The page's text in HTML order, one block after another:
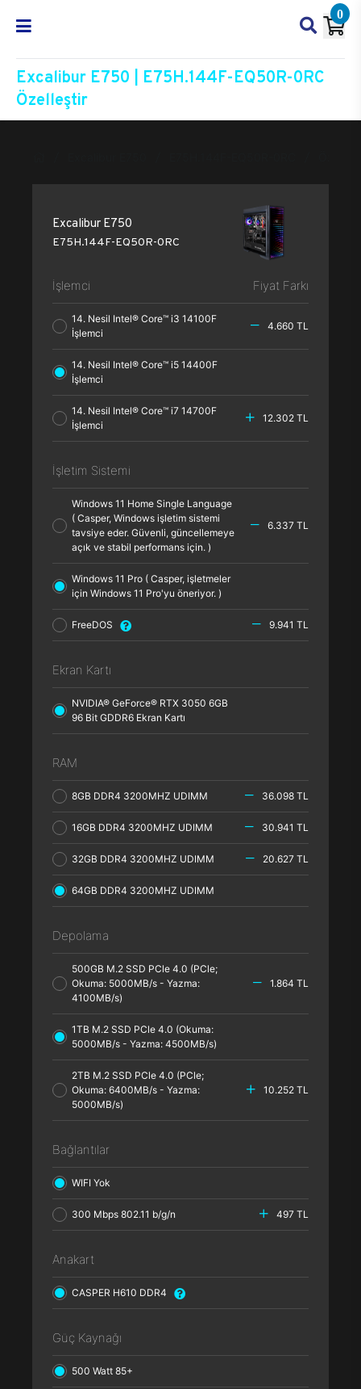
0
Excalibur E750 | E75H.144F-EQ50R-0RC
Özelleştir
Excalibur E750
E75H.144F-EQ50R-0RC
İşlemci Fiyat Farkı
14. Nesil Intel® Core™ i3 14100F
İşlemci
4.660 TL
14. Nesil Intel® Core™ i5 14400F
İşlemci
14. Nesil Intel® Core™ i7 14700F
İşlemci
12.302 TL
İşletim Sistemi
Windows 11 Home Single Language
( Casper, Windows işletim sistemi
tavsiye eder. Güvenli, güncellemeye
açık ve stabil performans için. )
6.337 TL
Windows 11 Pro ( Casper, işletmeler
için Windows 11 Pro'yu öneriyor. )
FreeDOS 9.941 TL
Ekran Kartı
NVIDIA® GeForce® RTX 3050 6GB
96 Bit GDDR6 Ekran Kartı
RAM
8GB DDR4 3200MHZ UDIMM 36.098 TL
16GB DDR4 3200MHZ UDIMM 30.941 TL
32GB DDR4 3200MHZ UDIMM 20.627 TL
64GB DDR4 3200MHZ UDIMM
Depolama
500GB M.2 SSD PCle 4.0 (PCle;
Okuma: 5000MB/s - Yazma:
4100MB/s)
1.864 TL
1TB M.2 SSD PCle 4.0 (Okuma:
5000MB/s - Yazma: 4500MB/s)
2TB M.2 SSD PCle 4.0 (PCle;
Okuma: 6400MB/s - Yazma:
5000MB/s)
10.252 TL
Bağlantılar
WIFI Yok
300 Mbps 802.11 b/g/n 497 TL
Anakart
CASPER H610 DDR4
Güç Kaynağı
500 Watt 85+